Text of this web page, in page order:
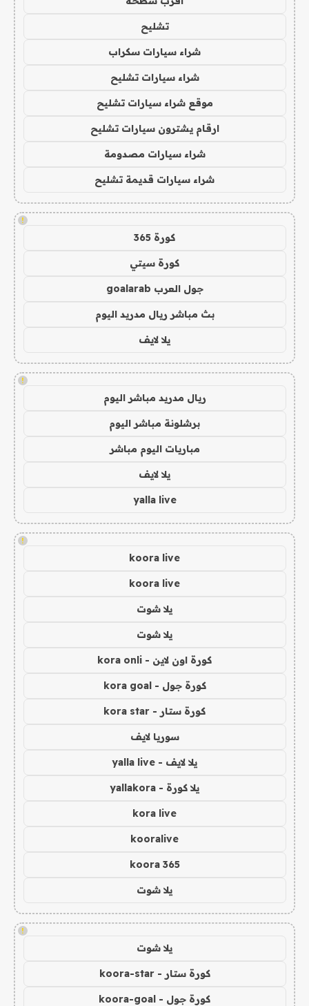
تشليح
شراء سيارات سكراب
شراء سيارات تشليح
موقع شراء سيارات تشليح
ارقام يشترون سيارات تشليح
شراء سيارات مصدومة
شراء سيارات قديمة تشليح
!
كورة 365
كورة سيتي
جول العرب goalarab
بث مباشر ريال مدريد اليوم
يلا لايف
!
ريال مدريد مباشر اليوم
برشلونة مباشر اليوم
مباريات اليوم مباشر
يلا لايف
yalla live
!
koora live
koora live
يلا شوت
يلا شوت
كورة اون لاين - kora onli
كورة جول - kora goal
كورة ستار - kora star
سوريا لايف
يلا لايف - yalla live
يلا كورة - yallakora
kora live
kooralive
koora 365
يلا شوت
!
يلا شوت
كورة ستار - koora-star
كورة جول - koora-goal